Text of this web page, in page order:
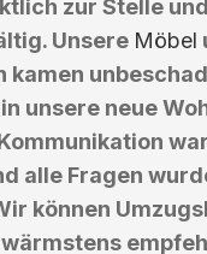
zur Stelle
Unsere Möbel
kamen
unsere neue
war
alle Fragen
können